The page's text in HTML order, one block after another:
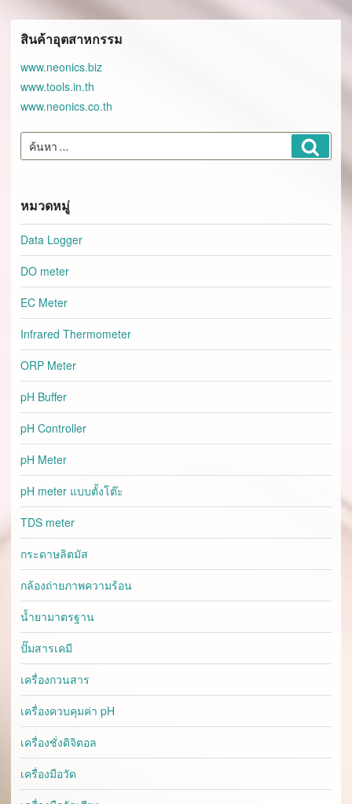
สินค้าอุตสาหกรรม
www.neonics.biz
www.tools.in.th
www.neonics.co.th
ค้นหา:
หมวดหมู่
Data Logger
DO meter
EC Meter
Infrared Thermometer
ORP Meter
pH Buffer
pH Controller
pH Meter
pH meter แบบตั้งโต๊ะ
TDS meter
กระดาษลิตมัส
กล้องถ่ายภาพความร้อน
น้ำยามาตรฐาน
ปั๊มสารเคมี
เครื่องกวนสาร
เครื่องควบคุมค่า pH
เครื่องชั่งดิจิตอล
เครื่องมือวัด